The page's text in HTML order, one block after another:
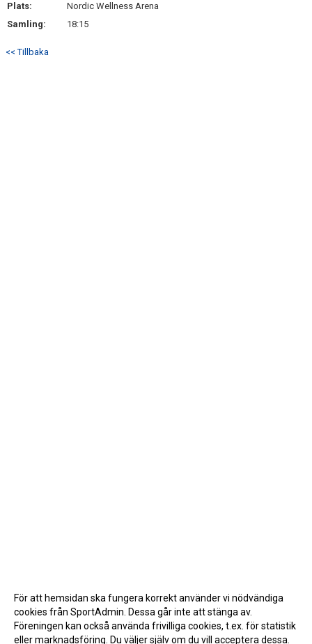
DOKUMENT
KONTAKT
Plats:
Nordic Wellness Arena
Samling:
18:15
<< Tillbaka
För att hemsidan ska fungera korrekt använder vi nödvändiga
cookies från SportAdmin. Dessa går inte att stänga av.
Föreningen kan också använda frivilliga cookies, t.ex. för statistik
eller marknadsföring. Du väljer själv om du vill acceptera dessa.